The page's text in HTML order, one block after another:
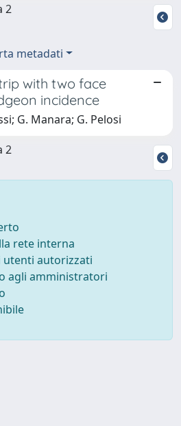
2
metadati
with two face
incidence
G. Manara; G. Pelosi
2
rete interna
autorizzati
agli amministratori